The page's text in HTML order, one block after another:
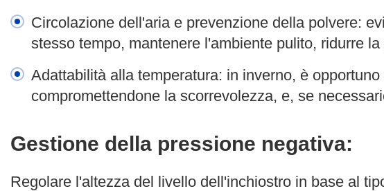
Circolazione dell'aria e prevenzione della polvere:
stesso tempo, mantenere l'ambiente pulito, ridurre
Adattabilità alla temperatura: in inverno, è
compromettendone la scorrevolezza, e, se
Gestione della pressione negativa:
Regolare l'altezza del livello dell'inchiostro in base al